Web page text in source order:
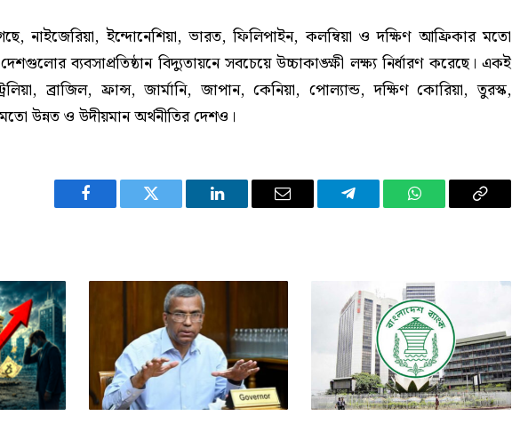
নাইজেরিয়া, ইন্দোনেশিয়া, ভারত, ফিলিপাইন, কলম্বিয়া ও দক্ষিণ আফ্রিকার মতো
ব্যবসাপ্রতিষ্ঠান বিদ্যুতায়নে সবচেয়ে উচ্চাকাঙ্ক্ষী লক্ষ্য নির্ধারণ করেছে। একই
ব্রাজিল, ফ্রান্স, জার্মানি, জাপান, কেনিয়া, পোল্যান্ড, দক্ষিণ কোরিয়া, তুরস্ক,
মতো উন্নত ও উদীয়মান অর্থনীতির দেশও।
Facebook Twitter LinkedIn Email Telegram WhatsAppCopy